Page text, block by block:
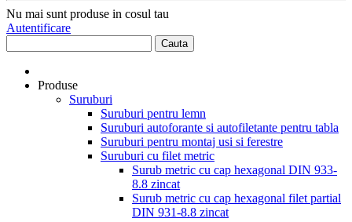
Nu mai sunt produse in cosul tau
Autentificare
Cauta
Produse
Suruburi
Suruburi pentru lemn
Suruburi autoforante si autofiletante pentru tabla
Suruburi pentru montaj usi si ferestre
Suruburi cu filet metric
Surub metric cu cap hexagonal DIN 933-
8.8 zincat
Surub metric cu cap hexagonal filet partial
DIN 931-8.8 zincat